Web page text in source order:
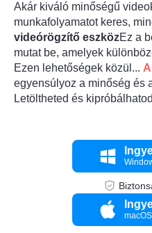
Akár kiváló minőségű
munkafolyamatot keres,
videórögzítő eszközEz a
mutat be, amelyek
Ezen lehetőségek közül...
egyensúlyoz a minőség és
Letöltheted és